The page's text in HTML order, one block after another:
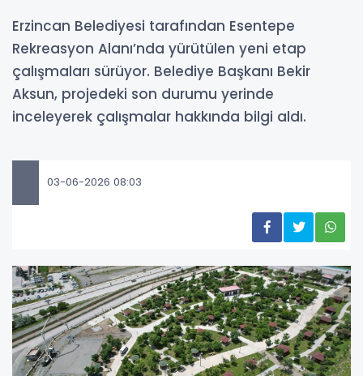
Erzincan Belediyesi tarafından Esentepe
Rekreasyon Alanı’nda yürütülen yeni etap
çalışmaları sürüyor. Belediye Başkanı Bekir
Aksun, projedeki son durumu yerinde
inceleyerek çalışmalar hakkında bilgi aldı.
03-06-2026 08:03